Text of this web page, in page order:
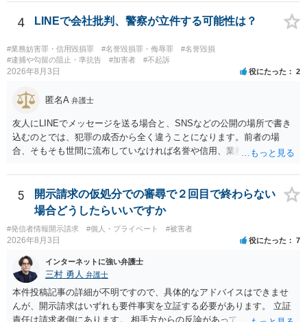
て、開示請求が認められたり、民事裁判や刑事裁判に発展しうるもの
でしょうか？ →権利侵害や、名誉毀損・侮辱に該当する可能性が低い
ため、民事裁判や刑事裁判に発展することはあまり考えられないよう
に思われます。
4 LINEで会社批判、警察が立件する可能性は？
#業務妨害罪・信用毀損罪 #名誉毀損罪・侮辱罪
#名誉毀損
#逮捕や勾留の阻止・準抗告
#加害者 #不起訴
2026年8月3日 役にたった 2
匿名A 弁護士
友人にLINEでメッセージを送る場合と、SNSなどの公開の場所で書き
込むのとでは、犯罪の成否から全く違うことになります。前者の場
合、そもそも世間に流布していなければ名誉や信用、業務にかかる犯
5
開示請求の仮処分での審尋で２回目で終わらない
場合どうしたらいいですか
#発信者情報開示請求 #個人・プライベート #被害者
2026年8月3日 役にたった 7
インターネットに強い弁護士
三村 勇人 弁護士
本件投稿記事の詳細が不明ですので、具体的なアドバイスはできませ
んが、開示請求はいずれも要件事実を立証する必要があります。 立証
責任は請求者側にあります。 相手方からの反論があっても、裁判官が